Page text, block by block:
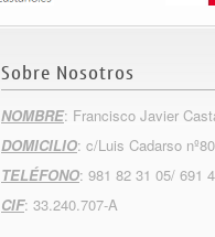
Sobre Nosotros
NOMBRE: Francisco Javier
DOMICILIO: c/Luis Cadarso
TELÉFONO: 981 82 31 05/ 691
CIF: 33.240.707-A